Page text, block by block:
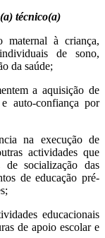
técnico(a)
maternal à criança,
de sono,
da saúde;
a aquisição de
auto-confiança por
na execução de
actividades que
de socialização das
de educação pré-
educacionais
de apoio escolar e